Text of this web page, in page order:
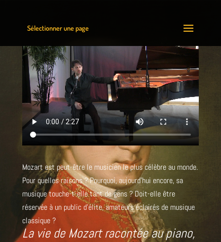
Sélectionner une page
Mozart est peut-être le musicien le plus célèbre au monde.
Pour quelles raisons ? Pourquoi, aujourd’hui encore, sa
musique touche-t-elle tant de gens ? Doit-elle être
réservée à un public d’élite, amateurs éclairés de musique
classique ?
La vie de Mozart racontée au piano,